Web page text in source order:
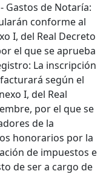
Gastos de Notaría:
conforme al
I, del Real Decreto
el que se aprueba
La inscripción
según el
I, del Real
por el que se
de la
honorarios por la
de impuestos e
de ser a cargo de